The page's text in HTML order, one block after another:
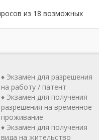
из 18 возможных
♦ Экзамен для разрешения
на работу / патент
♦ Экзамен для получения
разрешения на временное
проживание
♦ Экзамен для получения
вида на жительство